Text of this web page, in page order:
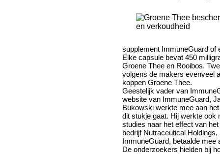
supplement ImmuneGuard of
Elke capsule bevat 450
Groene Thee en Rooibos.
volgens de makers evenveel
koppen Groene Thee.
Geestelijk vader van
website van ImmuneGuard,
Bukowski werkte mee aan
dit stukje gaat. Hij werkte ook
studies naar het effect van
bedrijf Nutraceutical
ImmuneGuard, betaalde mee
De onderzoekers hielden bij